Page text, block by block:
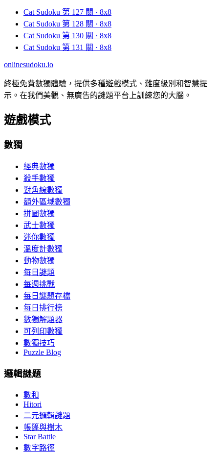
Cat Sudoku 第 127 關 · 8x8
Cat Sudoku 第 128 關 · 8x8
Cat Sudoku 第 130 關 · 8x8
Cat Sudoku 第 131 關 · 8x8
onlinesudoku.io
終極免費數獨體驗，提供多種遊戲模式、難度級別和智慧提
示。在我們美觀、無廣告的謎題平台上訓練您的大腦。
遊戲模式
數獨
經典數獨
殺手數獨
對角線數獨
額外區域數獨
拼圖數獨
武士數獨
迷你數獨
溫度計數獨
動物數獨
每日謎題
每週挑戰
每日謎題存檔
每日排行榜
數獨解題器
可列印數獨
數獨技巧
Puzzle Blog
邏輯謎題
數和
Hitori
二元邏輯謎題
帳篷與樹木
Star Battle
數字路徑